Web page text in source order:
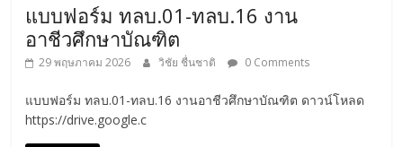
แบบฟอร์ม ทลบ.01-ทลบ.16 งาน
อาชีวศึกษาบัณฑิต
29 พฤษภาคม 2026 วิชัย ชื่นชาติ 0 Comments
แบบฟอร์ม ทลบ.01-ทลบ.16 งานอาชีวศึกษาบัณฑิต ดาวน์โหลด
https://drive.google.c